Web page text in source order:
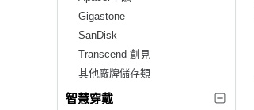
Gigastone
SanDisk
Transcend 創見
其他廠牌儲存類
智慧穿戴